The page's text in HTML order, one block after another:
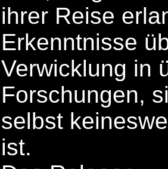
ihrer Reise
Erkenntnisse
Verwicklung in
Forschungen,
selbst
ist.